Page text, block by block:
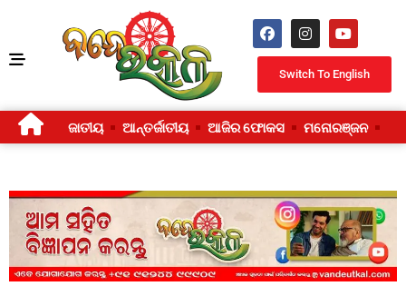
Switch To English
ଜାତୀୟ ଆନ୍ତର୍ଜାତୀୟ ଆଜିର ଫୋକସ ମନୋରଞ୍ଜନ